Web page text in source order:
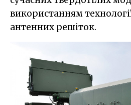
використанням
антенних решіток.